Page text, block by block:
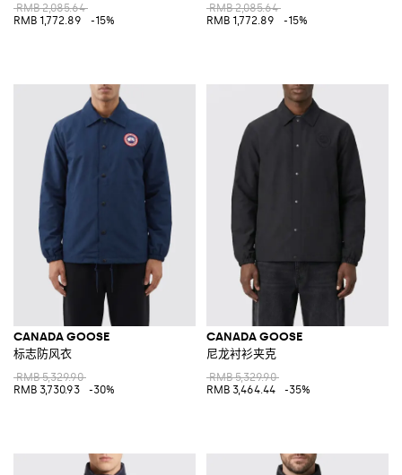
RMB 2,085.64
RMB 1,772.89
-15%
RMB 2,085.64
RMB 1,772.89
-15%
CANADA GOOSE
标志防风衣
RMB 5,329.90
RMB 3,730.93
-30%
CANADA GOOSE
尼龙衬衫夹克
RMB 5,329.90
RMB 3,464.44
-35%